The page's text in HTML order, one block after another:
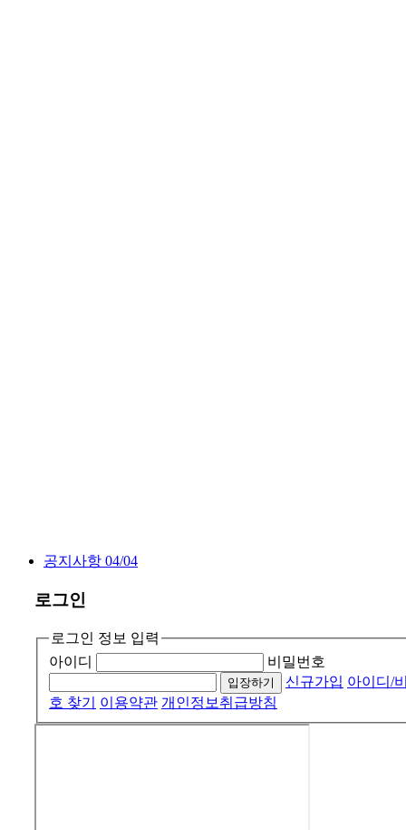
공지사항 04/04
로그인
로그인 정보 입력
아이디
비밀번호
입장하기 신규가입 아이디/
호 찾기
이용약관 개인정보취급방침